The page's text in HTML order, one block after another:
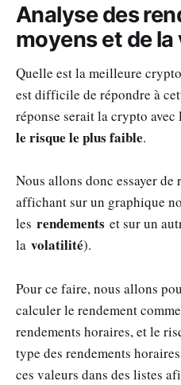
Analyse des
moyens et de
Quelle est la meilleure
est difficile de répondre à
réponse serait la crypto avec
le risque le plus faible.
Nous allons donc essayer
affichant sur un graphique
les rendements et sur un
la volatilité).
Pour ce faire, nous allons
calculer le rendement
rendements horaires, et le
type des rendements
ces valeurs dans des listes